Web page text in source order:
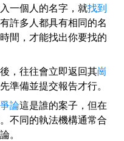
一個人的名字，就找到
許多人都具有相同的名
間，才能找出你要找的
，往往會立即返回其崗
準備並提交報告才行。
爭論這是誰的案子，但在
不同的執法機構通常合
。